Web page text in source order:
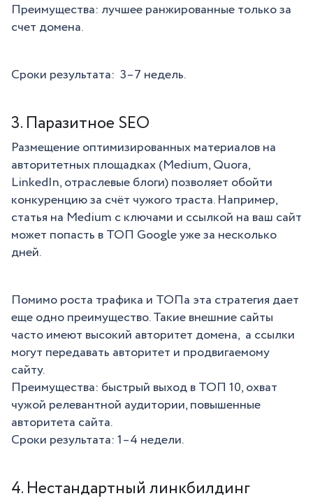
Преимущества: лучшее ранжированные только за
счет домена.
Сроки результата: 3–7 недель.
3. Паразитное SEO
Размещение оптимизированных материалов на
авторитетных площадках (Medium, Quora,
LinkedIn, отраслевые блоги) позволяет обойти
конкуренцию за счёт чужого траста. Например,
статья на Medium с ключами и ссылкой на ваш сайт
может попасть в ТОП Google уже за несколько
дней.
Помимо роста трафика и ТОПа эта стратегия дает
еще одно преимущество. Такие внешние сайты
часто имеют высокий авторитет домена, а ссылки
могут передавать авторитет и продвигаемому
сайту.
Преимущества: быстрый выход в ТОП 10, охват
чужой релевантной аудитории, повышенные
авторитета сайта.
Сроки результата: 1–4 недели.
4. Нестандартный линкбилдинг